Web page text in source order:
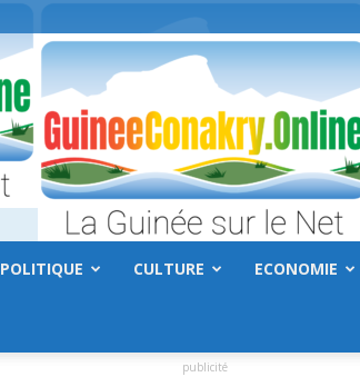
POLITIQUE CULTURE ECONOMIE
publicité